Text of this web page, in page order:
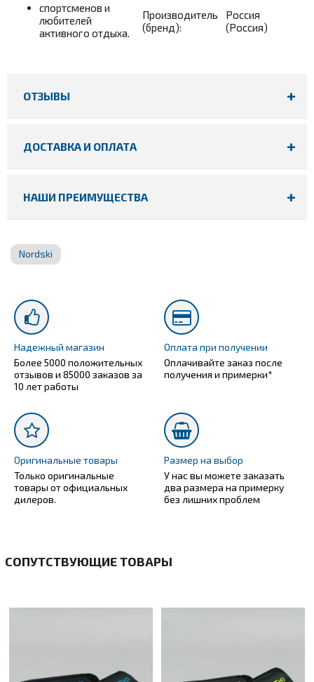
спортсменов и
любителей
активного отдыха.
Производитель
(бренд):
Россия
(Россия)
ОТЗЫВЫ
ДОСТАВКА И ОПЛАТА
НАШИ ПРЕИМУЩЕСТВА
Nordski
Надежный магазин
Более 5000 положительных
отзывов и 85000 заказов за
10 лет работы
Оплата при получении
Оплачивайте заказ после
получения и примерки*
Оригинальные товары
Только оригинальные
товары от официальных
дилеров.
Размер на выбор
У нас вы можете заказать
два размера на примерку
без лишних проблем
СОПУТСТВУЮЩИЕ ТОВАРЫ